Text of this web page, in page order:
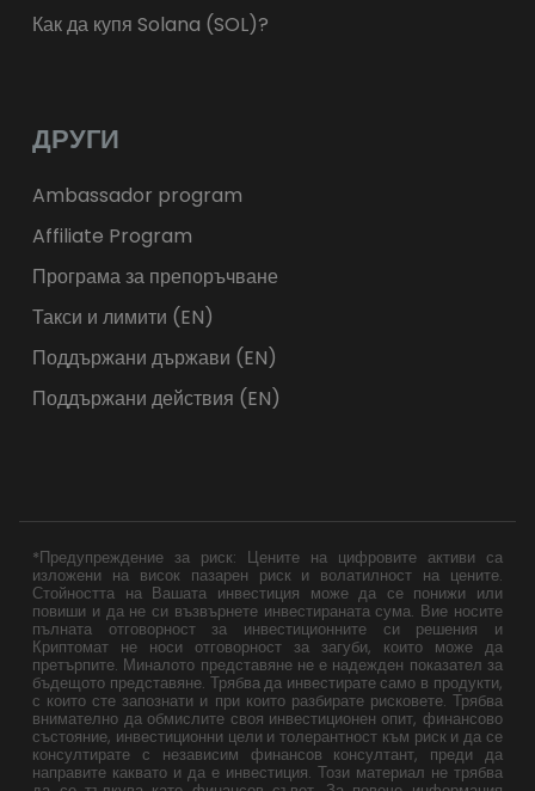
Как да купя Solana (SOL)?
ДРУГИ
Ambassador program
Affiliate Program
Програма за препоръчване
Такси и лимити (EN)
Поддържани държави (EN)
Поддържани действия (EN)
*Предупреждение за риск: Цените на цифровите активи са
изложени на висок пазарен риск и волатилност на цените.
Стойността на Вашата инвестиция може да се понижи или
повиши и да не си възвърнете инвестираната сума. Вие носите
пълната отговорност за инвестиционните си решения и
Криптомат не носи отговорност за загуби, които може да
претърпите. Миналото представяне не е надежден показател за
бъдещото представяне. Трябва да инвестирате само в продукти,
с които сте запознати и при които разбирате рисковете. Трябва
внимателно да обмислите своя инвестиционен опит, финансово
състояние, инвестиционни цели и толерантност към риск и да се
консултирате с независим финансов консултант, преди да
направите каквато и да е инвестиция. Този материал не трябва